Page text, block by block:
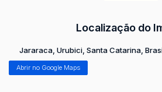
Localização do
Jararaca Urubici Santa Catarina
Abrir no Google Maps